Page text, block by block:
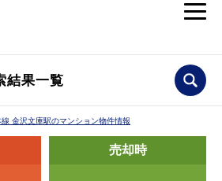
結果一覧
金沢文庫駅のマンション物件情報
売却時